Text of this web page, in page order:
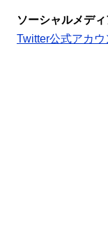
ソーシャルメデ
Twitter公式アカウ